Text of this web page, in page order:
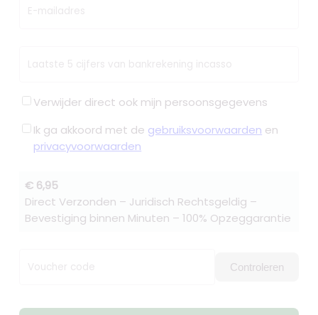
E-mailadres
Laatste 5 cijfers van bankrekening incasso
Verwijder direct ook mijn persoonsgegevens
Ik ga akkoord met de gebruiksvoorwaarden en
privacyvoorwaarden
€ 6,95
Direct Verzonden – Juridisch Rechtsgeldig –
Bevestiging binnen Minuten – 100% Opzeggarantie
Voucher code Controleren